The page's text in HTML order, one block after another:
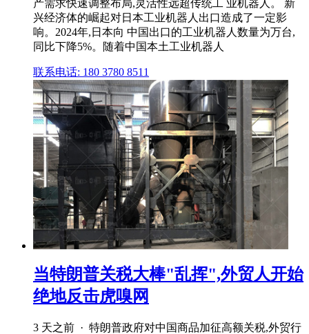
产需求快速调整布局,灵活性远超传统工 业机器人。 新
兴经济体的崛起对日本工业机器人出口造成了一定影
响。2024年,日本向 中国出口的工业机器人数量为万台,
同比下降5%。随着中国本土工业机器人
联系电话: 180 3780 8511
当特朗普关税大棒"乱挥",外贸人开始
绝地反击虎嗅网
3 天之前 · 特朗普政府对中国商品加征高额关税,外贸行